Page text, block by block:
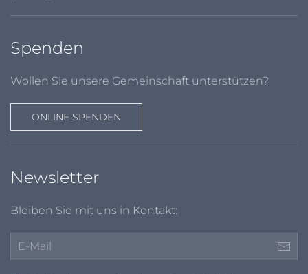
Spenden
Wollen Sie unsere Gemeinschaft unterstützen?
ONLINE SPENDEN
Newsletter
Bleiben Sie mit uns in Kontakt: